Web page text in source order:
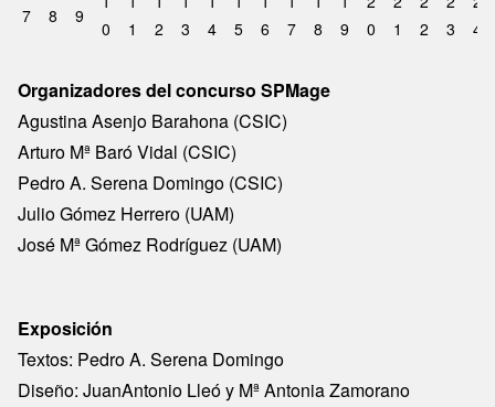
7 8 9
0
1
2
3
4
5
6
7
8
9
0
1
2
3
4
Organizadores del concurso SPMage
Agustina Asenjo Barahona (CSIC)
Arturo Mª Baró Vidal (CSIC)
Pedro A. Serena Domingo (CSIC)
Julio Gómez Herrero (UAM)
José Mª Gómez Rodríguez (UAM)
Exposición
Textos: Pedro A. Serena Domingo
Diseño: JuanAntonio Lleó y Mª Antonia Zamorano